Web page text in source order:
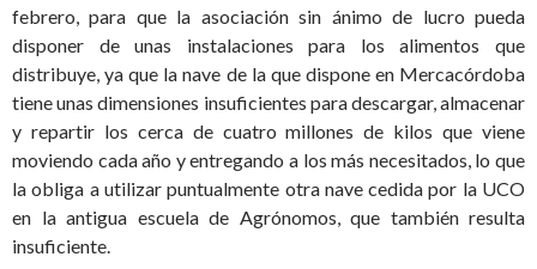
febrero, para que la asociación sin ánimo de lucro pueda
disponer de unas instalaciones para los alimentos que
distribuye, ya que la nave de la que dispone en Mercacórdoba
tiene unas dimensiones insuficientes para descargar, almacenar
y repartir los cerca de cuatro millones de kilos que viene
moviendo cada año y entregando a los más necesitados, lo que
la obliga a utilizar puntualmente otra nave cedida por la UCO
en la antigua escuela de Agrónomos, que también resulta
insuficiente.